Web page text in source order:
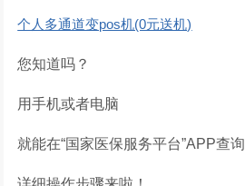
个人多通道变pos机(0元送机)
您知道吗？
用手机或者电脑
就能在“国家医保服务平台”APP查询